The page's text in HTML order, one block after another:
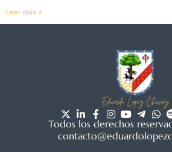
Leer más »
Todos los derechos